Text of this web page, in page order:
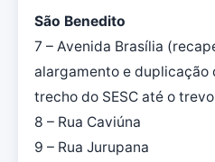
São Benedito
7 – Avenida Brasília
alargamento e duplicação
trecho do SESC até o
8 – Rua Caviúna
9 – Rua Jurupana